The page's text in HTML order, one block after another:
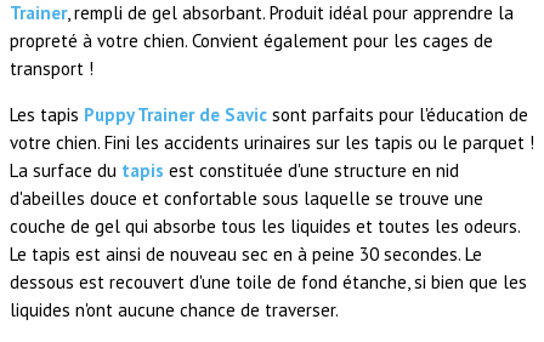
Trainer, rempli de gel absorbant. Produit idéal pour apprendre la
propreté à votre chien. Convient également pour les cages de
transport !
Les tapis Puppy Trainer de Savic sont parfaits pour l'éducation de
votre chien. Fini les accidents urinaires sur les tapis ou le parquet !
La surface du tapis est constituée d'une structure en nid
d'abeilles douce et confortable sous laquelle se trouve une
couche de gel qui absorbe tous les liquides et toutes les odeurs.
Le tapis est ainsi de nouveau sec en à peine 30 secondes. Le
dessous est recouvert d'une toile de fond étanche, si bien que les
liquides n'ont aucune chance de traverser.